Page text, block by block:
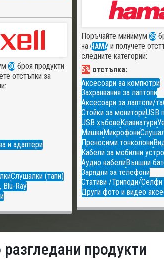
Поръчайте минимум 35
на HAMAи получете
следните категории:
5% отстъпка:
Аксесоари за компютри
Захранвания за лаптопи
Аксесоари за лаптопи/
Стойки за мониториUSB
USB хъбовеКлавиатури
МишкиМикрофони
Преносими тонколони
Кабели за мобилни
Аудио кабелиВъншни
Зарядни за телефони
Стативи /Триподи/Селфи
Други фото и видео
30 броя продукти
отстъпки за
и адаптери
Слушалки (тапи)
Blu-Ray
продукти